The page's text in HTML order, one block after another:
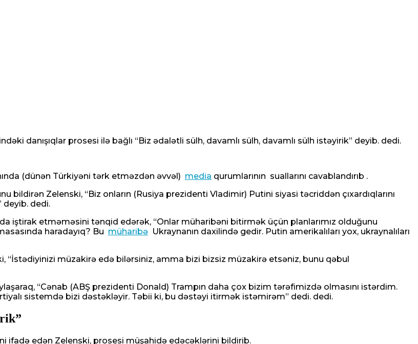
danışıqlar prosesi ilə bağlı “Biz ədalətli sülh, davamlı sülh, davamlı sülh istəyirik” deyib. dedi.
(dünən Türkiyəni tərk etməzdən əvvəl) media qurumlarının suallarını cavablandırıb .
bildirən Zelenski, “Biz onların (Rusiya prezidenti Vladimir) Putini siyasi təcriddən çıxardıqlarını
deyib. dedi.
iştirak etməməsini tənqid edərək, “Onlar müharibəni bitirmək üçün planlarımız olduğunu
haradayıq? Bu müharibə Ukraynanın daxilində gedir. Putin amerikalıları yox, ukraynalıları
“İstədiyinizi müzakirə edə bilərsiniz, amma bizi bizsiz müzakirə etsəniz, bunu qəbul
“Cənab (ABŞ prezidenti Donald) Trampın daha çox bizim tərəfimizdə olmasını istərdim.
sistemdə bizi dəstəkləyir. Təbii ki, bu dəstəyi itirmək istəmirəm” dedi. dedi.
ifadə edən Zelenski, prosesi müşahidə edəcəklərini bildirib.